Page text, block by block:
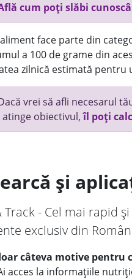
cum poți slăbi
face parte din
a 100 de grame din
zilnică estimată pentru
vrei să afli necesarul
atinge obiectivul,îl poți
și
Track - Cel mai rapid
exclusiv din
câteva motive pentru
acces la informațiile